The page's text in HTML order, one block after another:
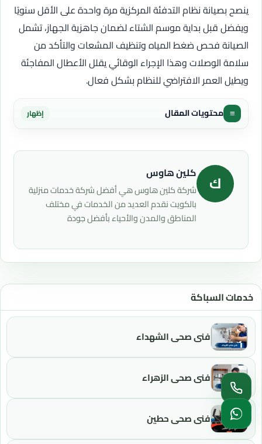
خدمات السباكة
فني صحي الشهداء
فني صحي الزهراء
فني صحي حطين
ينصح بصيانة نظام التدفئة المركزية مرة واحدة على الأقل سنويًا
ويفضل قبل بداية موسم الشتاء لضمان جاهزية الجهاز، تشمل
الصيانة فحص ضغط المياه وتنظيف المشعات والتأكد من
سلامة الوصلات وهذا الإجراء الوقائي يقلل الأعطال المفاجئة
ويطيل العمر الافتراضي للنظام بشكل فعال.
≡ محتويات المقال إظهار
ك كلين هاوس
شركة كلين هاوس هي أفضل شركة خدمات منزلية
بالكويت نقدم العديد من الخدمات في مختلف
المناطق والمدن والأحياء بأفضل جودة